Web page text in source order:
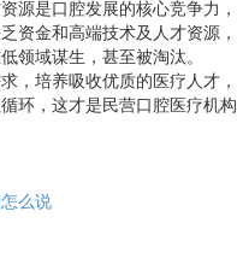
源是口腔发展的核心竞争力，
资金和高端技术及人才资源，
领域谋生，甚至被淘汰。
，培养吸收优质的医疗人才，
环，这才是民营口腔医疗机构
么说